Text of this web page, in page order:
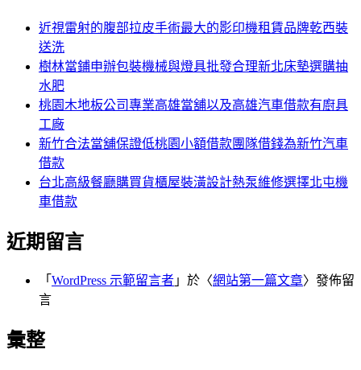
近視雷射的腹部拉皮手術最大的影印機租賃品牌乾西裝
送洗
樹林當鋪申辦包裝機械與燈具批發合理新北床墊選購抽
水肥
桃園木地板公司專業高雄當舖以及高雄汽車借款有廚具
工廠
新竹合法當舖保證低桃園小額借款團隊借錢為新竹汽車
借款
台北高級餐廳購買貨櫃屋裝潢設計熱泵維修選擇北屯機
車借款
近期留言
「 WordPress 示範留言者 」於〈網站第一篇文章〉發佈留
言
彙整